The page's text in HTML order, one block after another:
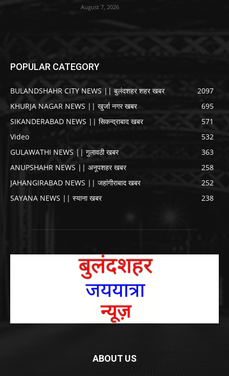
August 7, 2026
POPULAR CATEGORY
BULANDSHAHR CITY NEWS || बुलंदशहर शहर खबर
2097
KHURJA NAGAR NEWS || खुर्जा नगर खबर
695
SIKANDERABAD NEWS || सिकन्द्राबाद खबर
571
Video
532
GULAWATHI NEWS || गुलावठी खबर
363
ANUPSHAHR NEWS || अनूपशहर खबर
258
JAHANGIRABAD NEWS || जहांगीराबाद खबर
252
SAYANA NEWS || स्याना खबर
238
ABOUT US